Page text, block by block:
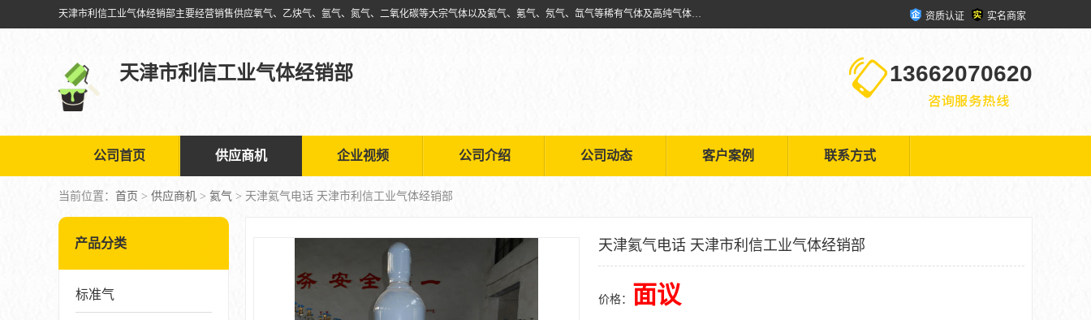
天津市利信工业气体经销部主要经营销售供应氧气、乙炔气、氩气、氮气、二氧化碳等大宗气体以及氦气、氪气、氖气、氙气等稀有气体及高纯气体的配送租赁 资质认证 实名商家
天津市利信工业气体经销部 13662070620
公司首页 供应商机 企业视频 公司介绍 公司动态 客户案例 联系方式
当前位置： 首页 > 供应商机 > 氦气 > 天津氦气电话 天津市利信工业气体经销部
产品分类
标准气
天津氦气电话 天津市利信工业气体经销部
价格： 面议